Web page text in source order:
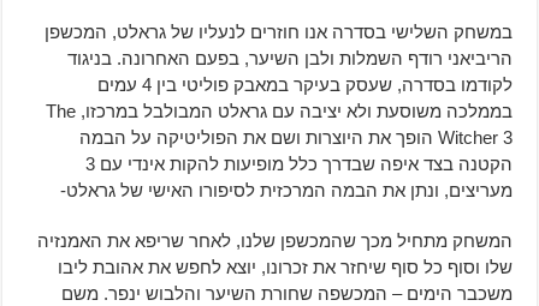
במשחק השלישי בסדרה אנו חוזרים לנעליו של גראלט, המכשפן
הריביאני רודף השמלות ולבן השיער, בפעם האחרונה. בניגוד
לקודמו בסדרה, שעסק בעיקר במאבק פוליטי בין 4 עמים
בממלכה משוסעת ולא יציבה עם גראלט המבולבל במרכזו, The
Witcher 3 הופך את היוצרות ושם את הפוליטיקה על הבמה
הקטנה בצד איפה שבדרך כלל מופיעות להקות אינדי עם 3
מעריצים, ונתן את הבמה המרכזית לסיפורו האישי של גראלט-
המשחק מתחיל מכך שהמכשפן שלנו, לאחר שריפא את האמנזיה
שלו וסוף כל סוף שיחזר את זכרונו, יוצא לחפש את אהובת ליבו
משכבר הימים – המכשפה שחורת השיער והלבוש ינפר. משם